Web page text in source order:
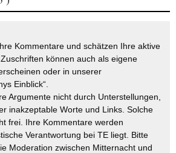
Kommentare und schätzen Ihre aktive
können auch als eigene
oder in unserer
Einblick“.
Argumente nicht durch Unterstellungen,
inakzeptable Worte und Links. Solche
frei. Ihre Kommentare werden
Verantwortung bei TE liegt. Bitte
Moderation zwischen Mitternacht und